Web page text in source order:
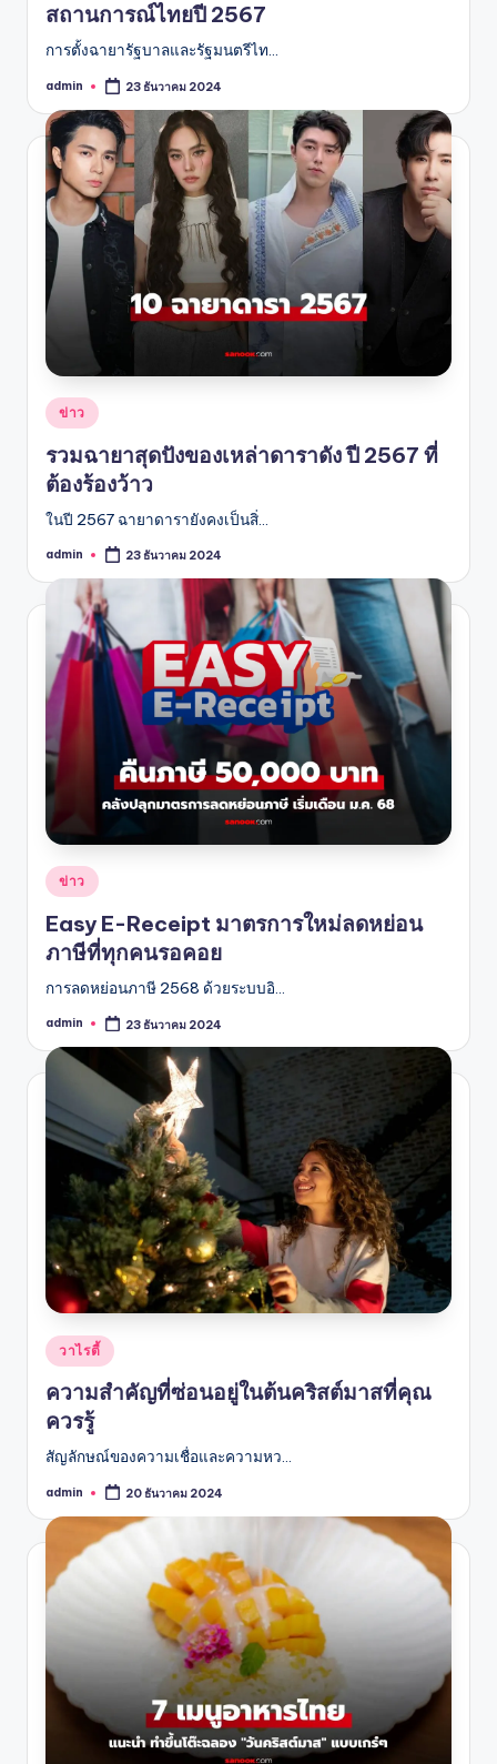
สถานการณ์ไทยปี 2567
การตั้งฉายารัฐบาลและรัฐมนตรีไท…
Posted
admin 23 ธันวาคม 2024
Posted
in
ข่าว
รวมฉายาสุดปังของเหล่าดาราดัง ปี 2567 ที่
ต้องร้องว้าว
ในปี 2567 ฉายาดารายังคงเป็นสิ่…
Posted
admin 23 ธันวาคม 2024
Posted
ข่าว
Easy E-Receipt มาตรการใหม่ลดหย่อน
ภาษีที่ทุกคนรอคอย
การลดหย่อนภาษี 2568 ด้วยระบบอิ…
Posted
admin 23 ธันวาคม 2024
Posted
in
วาไรตี้
ความสำคัญที่ซ่อนอยู่ในต้นคริสต์มาสที่คุณ
ควรรู้
สัญลักษณ์ของความเชื่อและความหว…
Posted
admin 20 ธันวาคม 2024